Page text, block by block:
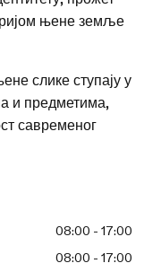
њене земље
слике ступају у
и предметима,
савременог
08:00 - 17:00
08:00 - 17:00